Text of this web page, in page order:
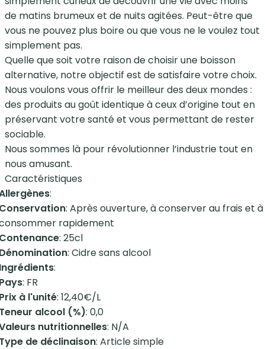
de matins brumeux et de nuits agitées. Peut-être que
vous ne pouvez plus boire ou que vous ne le voulez tout
simplement pas.
Quelle que soit votre raison de choisir une boisson
alternative, notre objectif est de satisfaire votre choix.
Nous voulons vous offrir le meilleur des deux mondes :
des produits au goût identique à ceux d’origine tout en
préservant votre santé et vous permettant de rester
sociable.
Nous sommes là pour révolutionner l’industrie tout en
nous amusant.
Caractéristiques
:
: Après ouverture, à conserver au frais et à
rapidement
: 25cl
: Cidre sans alcool
:
: FR
à l'unité: 12,40€/L
alcool (%): 0,0
nutritionnelles: N/A
de déclinaison: Article simple